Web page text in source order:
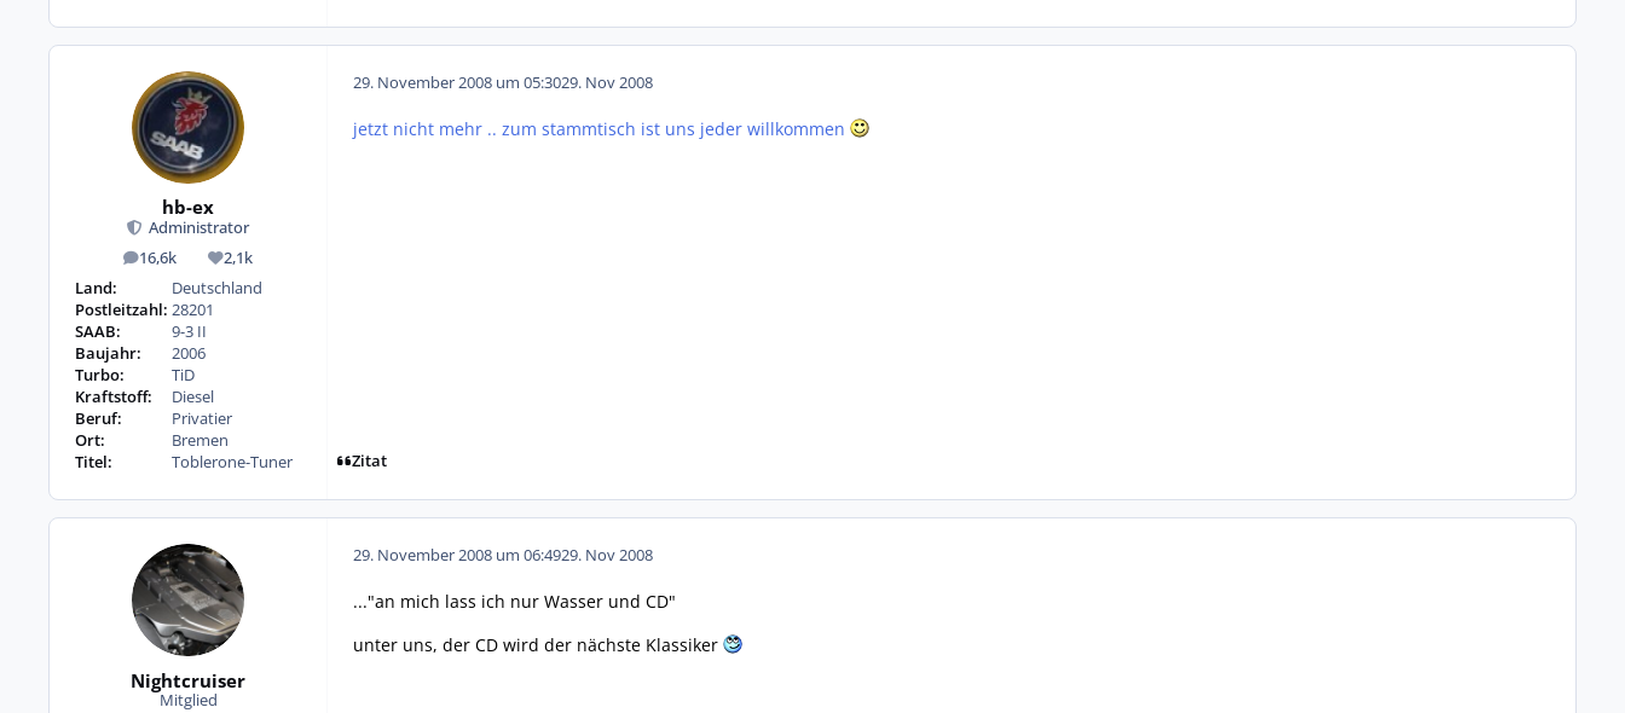
hb-ex
Administrator
16,6k
Beiträge 2,1k
Reputation
Land:
Deutschland
Postleitzahl: 28201
SAAB:
9-3 II
Baujahr:
2006
Turbo:
TiD
Kraftstoff:
Diesel
Beruf:
Privatier
Ort:
Bremen
Titel:
Toblerone-Tuner
29. November 2008 um 05:3029. Nov 2008
jetzt nicht mehr .. zum stammtisch ist uns jeder willkommen
Zitat
Nightcruiser
Mitglied
29. November 2008 um 06:4929. Nov 2008
..."an mich lass ich nur Wasser und CD"
unter uns, der CD wird der nächste Klassiker